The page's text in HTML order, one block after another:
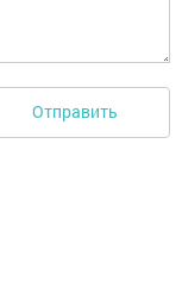
Отправить